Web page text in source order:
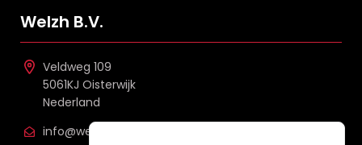
Welzh B.V.
Veldweg 109
5061KJ Oisterwijk
Nederland
info@welzh.nl